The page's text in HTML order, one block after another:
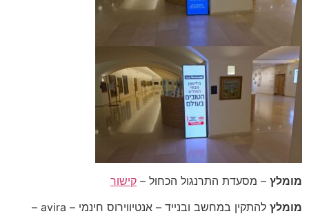
מומלץ – מסעדת התרנגול הכחול – קישור
מומלץ להתקין במחשב ובנייד – אנטיווירוס חינמי – avira –